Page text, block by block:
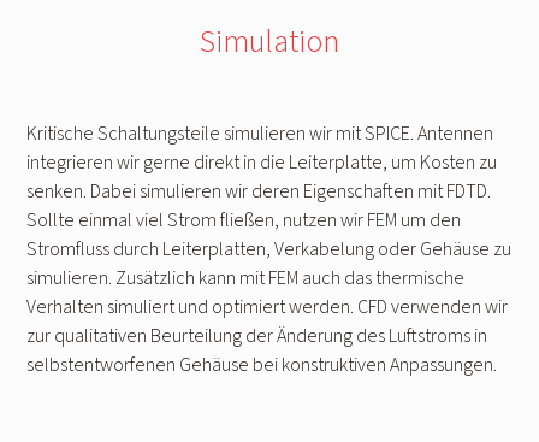
Simulation
Kritische Schaltungsteile simulieren wir mit SPICE. Antennen
integrieren wir gerne direkt in die Leiterplatte, um Kosten zu
senken. Dabei simulieren wir deren Eigenschaften mit FDTD.
Sollte einmal viel Strom fließen, nutzen wir FEM um den
Stromfluss durch Leiterplatten, Verkabelung oder Gehäuse zu
simulieren. Zusätzlich kann mit FEM auch das thermische
Verhalten simuliert und optimiert werden. CFD verwenden wir
zur qualitativen Beurteilung der Änderung des Luftstroms in
selbstentworfenen Gehäuse bei konstruktiven Anpassungen.